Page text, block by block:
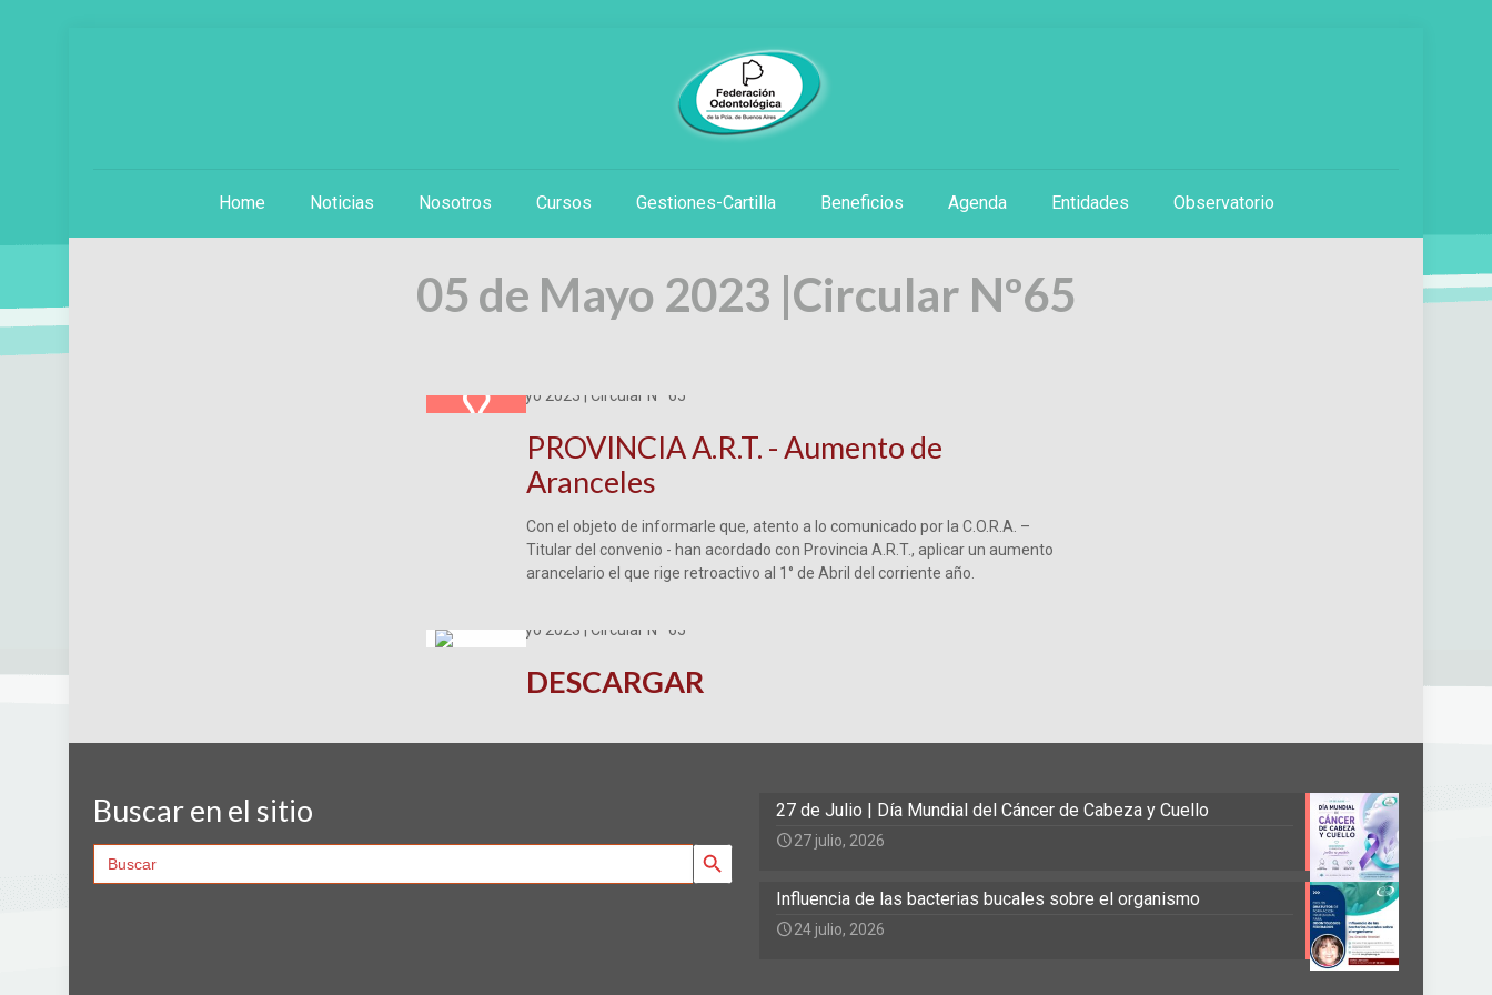
Home Noticias Nosotros Cursos Gestiones-Cartilla Beneficios Agenda Entidades Observatorio
05 de Mayo 2023 |Circular Nº65
PROVINCIA A.R.T. - Aumento de
Aranceles
Con el objeto de informarle que, atento a lo comunicado por la C.O.R.A. –
Titular del convenio - han acordado con Provincia A.R.T., aplicar un aumento
arancelario el que rige retroactivo al 1° de Abril del corriente año.
DESCARGAR
Buscar en el sitio
Search
for:
Search Button
27 de Julio | Día Mundial del Cáncer de Cabeza y Cuello
27 julio, 2026
Influencia de las bacterias bucales sobre el organismo
24 julio, 2026